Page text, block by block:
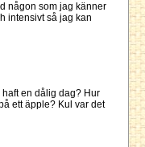
någon som jag känner
intensivt så jag kan
en dålig dag? Hur
ett äpple? Kul var det